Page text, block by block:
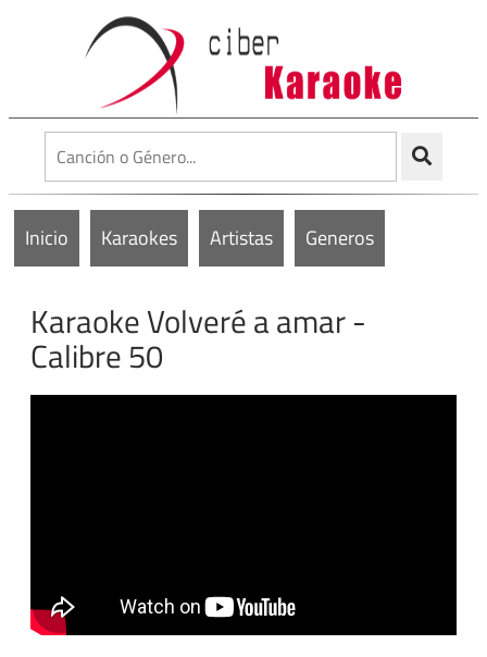
Inicio Karaokes Artistas Generos
Karaoke Volveré a amar -
Calibre 50